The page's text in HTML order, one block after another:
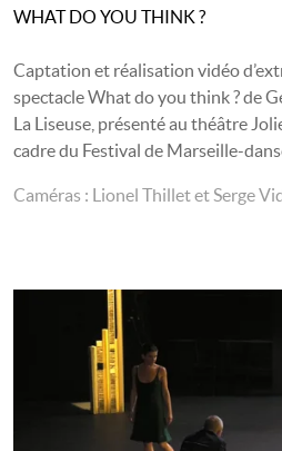
WHAT DO YOU THINK ?
Captation et réalisation vidéo
spectacle What do you think ? de
La Liseuse, présenté au théâtre
cadre du Festival de Marseille-
Caméras : Lionel Thillet et Serge